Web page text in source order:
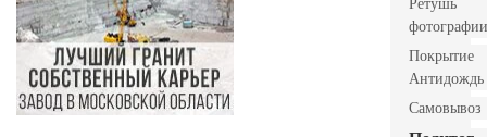
Ретушь
фотографии
Покрытие
Антидождь
Самовывоз